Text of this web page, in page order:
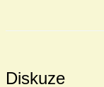
Diskuze